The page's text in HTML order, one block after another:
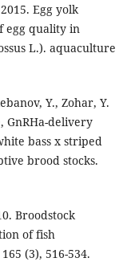
Egg yolk
egg quality in
L.). aquaculture
Y., Zohar, Y.
GnRHa-delivery
bass x striped
brood stocks.
Broodstock
of fish
(3), 516-534.